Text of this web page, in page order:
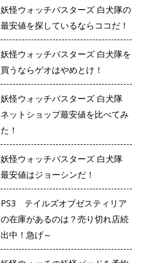
妖怪ウォッチバスターズ 白犬隊の
最安値を探しているならココだ！
妖怪ウォッチバスターズ 白犬隊を
買うならゲオはやめとけ！
妖怪ウォッチバスターズ 白犬隊
ネットショップ最安値を比べてみ
た！
妖怪ウォッチバスターズ 白犬隊
最安値はジョーシンだ！
PS3 テイルズオブゼスティリア
の在庫があるのは？売り切れ店続
出中！急げ～